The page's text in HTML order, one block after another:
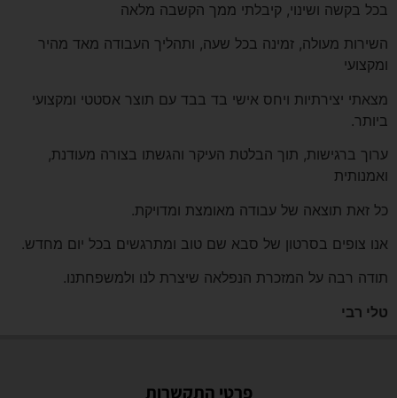
בכל בקשה ושינוי, קיבלתי ממך הקשבה מלאה
השירות מעולה, זמינה בכל שעה, ותהליך העבודה מאד מהיר
ומקצועי
מצאתי יצירתיות ויחס אישי בד בבד עם תוצר אסטטי ומקצועי
ביותר.
ערוך ברגישות, תוך הבלטת העיקר והגשתו בצורה מעודנת,
ואמנותית
כל זאת תוצאה של עבודה מאומצת ומדויקת.
אנו צופים בסרטון של סבא שם טוב ומתרגשים בכל יום מחדש.
תודה רבה על המזכרת הנפלאה שיצרת לנו ולמשפחתנו.
טלי רבי
פרטי התקשרות